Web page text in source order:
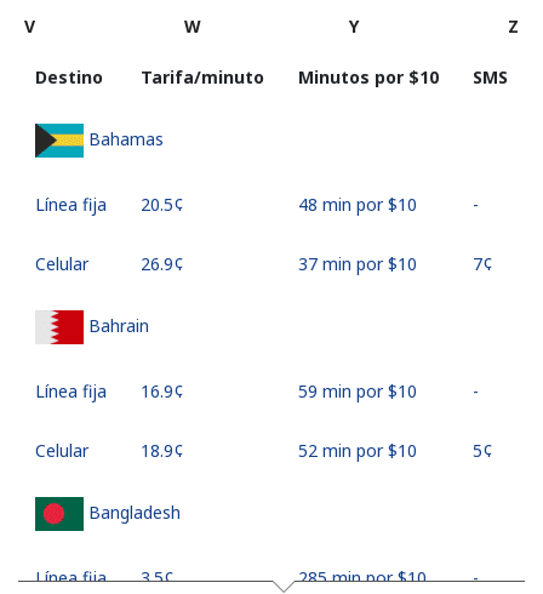
V
W Y Z
Destino Tarifa/minuto Minutos por ⁦$10⁩ SMS
Bahamas
Línea fija ⁦20.5¢⁩ 48 min por ⁦$10⁩ -
Celular ⁦26.9¢⁩ 37 min por ⁦$10⁩ ⁦7¢⁩
Bahrain
Línea fija ⁦16.9¢⁩ 59 min por ⁦$10⁩ -
Celular ⁦18.9¢⁩ 52 min por ⁦$10⁩ ⁦5¢⁩
Bangladesh
Línea fija ⁦3.5¢⁩ 285 min por ⁦$10⁩ -